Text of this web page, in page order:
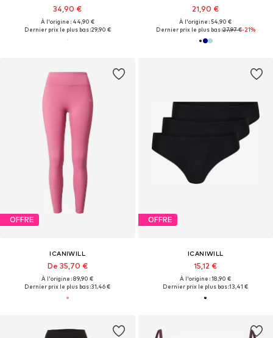
34,90 €
À l'origine : 44,90 €
Dernier prix le plus bas :29,90 €
21,90 €
À l'origine : 54,90 €
Dernier prix le plus bas :27,97 €-21%
OFFRE
ICANIWILL
De 35,70 €
À l'origine : 89,90 €
Dernier prix le plus bas :31,46 €
OFFRE
ICANIWILL
15,12 €
À l'origine : 18,90 €
Dernier prix le plus bas :13,41 €